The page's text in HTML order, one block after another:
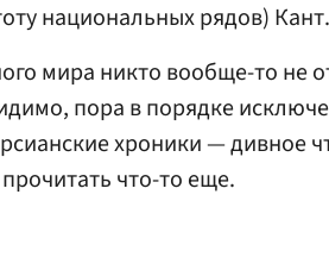
национальных рядов) Кант.
мира никто вообще-то не
пора в порядке
хроники — дивное
что-то еще.